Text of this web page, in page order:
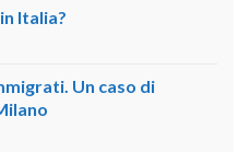
Italia?
Un caso di